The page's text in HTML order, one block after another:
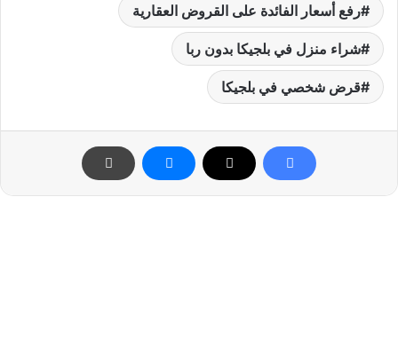
رفع أسعار الفائدة على القروض العقارية
شراء منزل في بلجيكا بدون ربا
قرض شخصي في بلجيكا